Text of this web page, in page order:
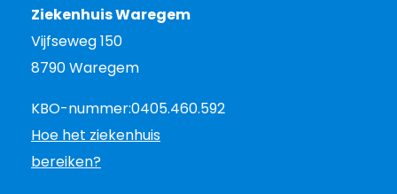
Ziekenhuis Waregem
Vijfseweg 150
8790 Waregem
KBO-nummer:0405.460.592
Hoe het ziekenhuis
bereiken?